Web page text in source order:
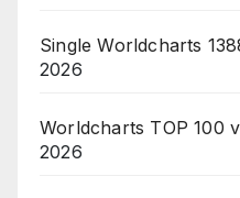
Single Worldcharts
2026
Worldcharts TOP 100
2026